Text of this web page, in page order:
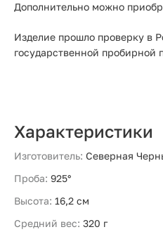
Дополнительно можно
Изделие прошло проверку в
государственной пробирной
Характеристики
Изготовитель: Северная
Проба: 925°
Высота: 16,2 см
Средний вес: 320 г